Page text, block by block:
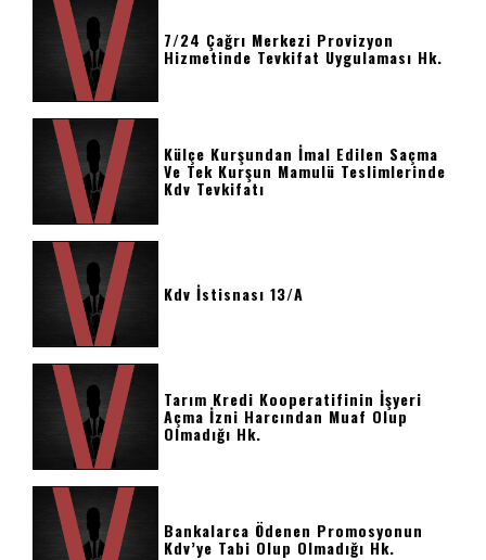
7/24 Çağrı Merkezi Provizyon
Hizmetinde Tevkifat Uygulaması Hk.
Külçe Kurşundan İmal Edilen Saçma
Ve Tek Kurşun Mamulü Teslimlerinde
Kdv Tevkifatı
Kdv İstisnası 13/a
Tarım Kredi Kooperatifinin İşyeri
Açma İzni Harcından Muaf Olup
Olmadığı Hk.
Bankalarca Ödenen Promosyonun
Kdv’ye Tabi Olup Olmadığı Hk.